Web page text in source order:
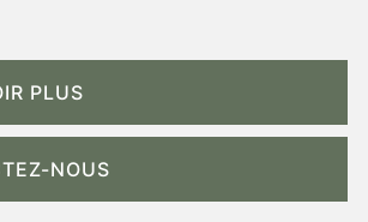
PLUS
NOUS